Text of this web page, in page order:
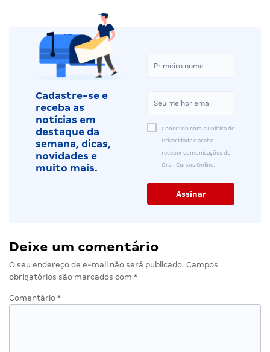
Cadastre-se e
receba as
notícias em
destaque da
semana, dicas,
novidades e
muito mais.
Concordo com a Política de
Privacidade e aceito
receber comunicações do
Gran Cursos Online.
Deixe um comentário
O seu endereço de e-mail não será publicado. Campos
obrigatórios são marcados com *
Comentário *